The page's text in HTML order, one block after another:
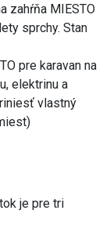
zahŕňa MIESTO
sprchy. Stan
pre karavan na
elektrinu a
vlastný
je pre tri